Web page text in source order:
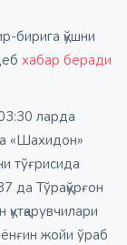
бирига қўшни
хабар беради
ларда
«Шахидон»
тўғрисида
да Тўрақўрғон
жойи ўраб